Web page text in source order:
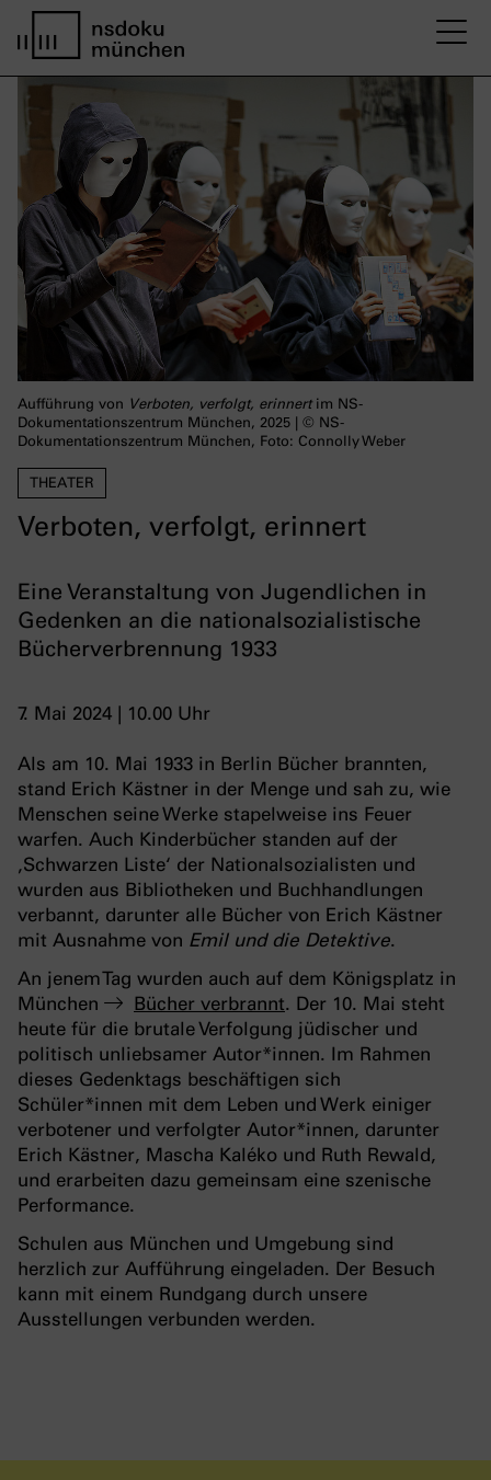
THEATER
Verboten, verfolgt, erinnert
Eine Veranstaltung von Jugendlichen in
Gedenken an die nationalsozialistische
Bücherverbrennung 1933
7. Mai 2024 | 10.00 Uhr
Aufführung von Verboten, verfolgt, erinnertim NS-
Dokumentationszentrum München, 2025 | © NS-
Dokumentationszentrum München, Foto: Connolly Weber
Als am 10. Mai 1933 in Berlin Bücher brannten,
stand Erich Kästner in der Menge und sah zu, wie
Menschen seine Werke stapelweise ins Feuer
warfen. Auch Kinderbücher standen auf der
‚Schwarzen Liste‘ der Nationalsozialisten und
wurden aus Bibliotheken und Buchhandlungen
verbannt, darunter alle Bücher von Erich Kästner
mit Ausnahme von Emil und die Detektive.
An jenem Tag wurden auch auf dem Königsplatz in
München
Bücher verbrannt. Der 10. Mai steht
heute für die brutale Verfolgung jüdischer und
politisch unliebsamer Autor*innen. Im Rahmen
dieses Gedenktags beschäftigen sich
Schüler*innen mit dem Leben und Werk einiger
verbotener und verfolgter Autor*innen, darunter
Erich Kästner, Mascha Kaléko und Ruth Rewald,
und erarbeiten dazu gemeinsam eine szenische
Performance.
Schulen aus München und Umgebung sind
herzlich zur Aufführung eingeladen. Der Besuch
kann mit einem Rundgang durch unsere
Ausstellungen verbunden werden.